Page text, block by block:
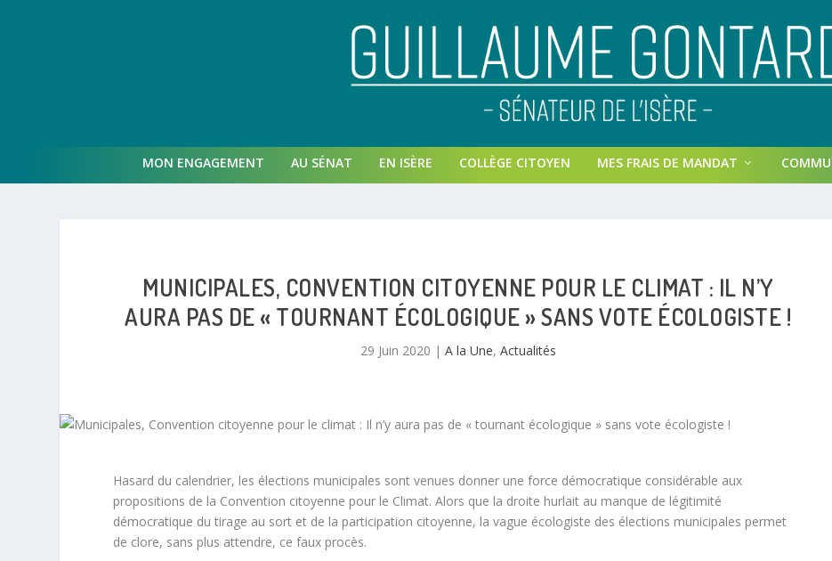
MON ENGAGEMENT AU SÉNAT EN ISÈRE COLLÈGE CITOYEN MES FRAIS DE MANDAT
MUNICIPALES, CONVENTION CITOYENNE POUR LE CLIMAT : IL N’Y
AURA PAS DE « TOURNANT ÉCOLOGIQUE » SANS VOTE ÉCOLOGISTE !
29 Juin 2020 | A la Une, Actualités
Hasard du calendrier, les élections municipales sont venues donner une force démocratique considérable aux
propositions de la Convention citoyenne pour le Climat. Alors que la droite hurlait au manque de légitimité
démocratique du tirage au sort et de la participation citoyenne, la vague écologiste des élections municipales permet
de clore, sans plus attendre, ce faux procès.